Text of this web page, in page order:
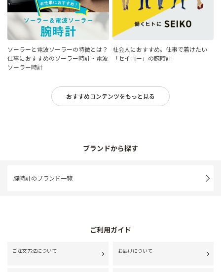
ソーラーと電波ソーラーの特徴とは？
仕事におすすめのソーラー時計・電波
ソーラー時計
社会人におすすめ。仕事で着けたい
「セイコー」の腕時計
おすすめコンテンツをもっと見る
ブランドから探す
腕時計のブランド一覧
ご利用ガイド
ご注文方法について お届けについて